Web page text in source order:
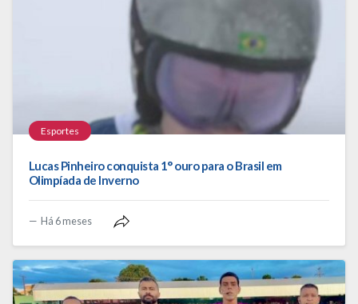
Esportes
Lucas Pinheiro conquista 1° ouro para o Brasil em
Olimpíada de Inverno
Há 6 meses